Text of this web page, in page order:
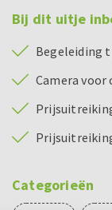
Bij dit uitje
Begeleiding
Camera voor
Categorieën